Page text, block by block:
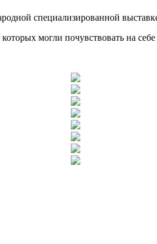
специализированной
могли почувствовать на